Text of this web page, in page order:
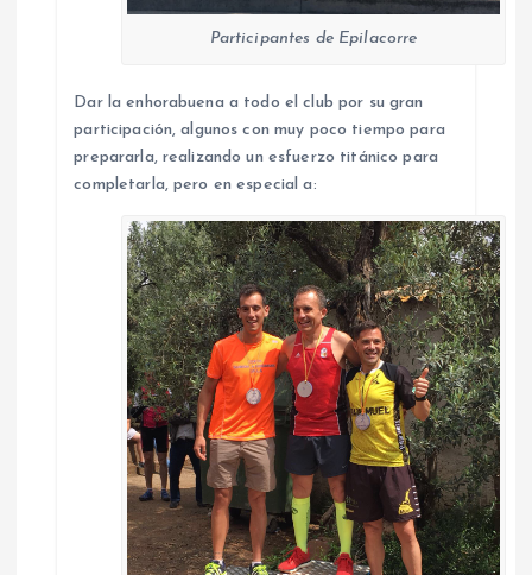
Participantes de Epilacorre
Dar la enhorabuena a todo el club por su gran
participación, algunos con muy poco tiempo para
prepararla, realizando un esfuerzo titánico para
completarla, pero en especial a: